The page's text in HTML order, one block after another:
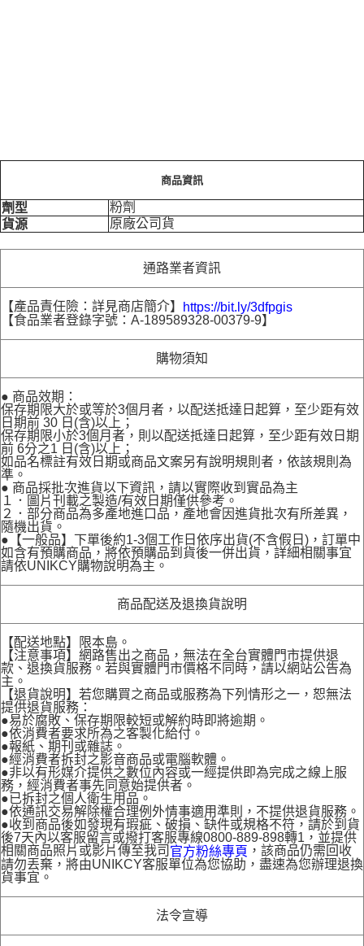
商品資訊
劑型
粉劑
貨源
原廠公司貨
通路業者資訊
【產品責任險：詳見商店簡介】
https://bit.ly/3dfpgis
【食品業者登錄字號：A-189589328-00379-9】
購物須知
● 商品效期：
保存期限大於或等於3個月者，以配送抵達日起算，至少距有效
日期前 30 日(含)以上；
保存期限小於3個月者，則以配送抵達日起算，至少距有效日期
前 6分之1 日(含)以上；
如品名標註有效日期或商品文案另有說明規則者，依該規則為
準。
● 商品採批次進貨以下資訊，請以實際收到實品為主
１．圖片刊載之製造/有效日期僅供參考。
２．部分商品為多產地進口品，產地會因進貨批次有所差異，
隨機出貨。
●【一般品】下單後約1-3個工作日依序出貨(不含假日)，訂單中
如含有預購商品，將依預購品到貨後一併出貨，詳細相關事宜
請依UNIKCY購物說明為主。
商品配送及退換貨說明
【配送地點】限本島。
【注意事項】網路售出之商品，無法在全台實體門市提供退
款、退換貨服務。若與實體門市價格不同時，請以網站公告為
主。
【退貨說明】若您購買之商品或服務為下列情形之一，恕無法
提供退貨服務：
●易於腐敗、保存期限較短或解約時即將逾期。
●依消費者要求所為之客製化給付。
●報紙、期刊或雜誌。
●經消費者拆封之影音商品或電腦軟體。
●非以有形媒介提供之數位內容或一經提供即為完成之線上服
務，經消費者事先同意始提供者。
●已拆封之個人衛生用品。
●依通訊交易解除權合理例外情事適用準則，不提供退貨服務。
●收到商品後如發現有瑕疵、破損、缺件或規格不符，請於到貨
後7天內以客服留言或撥打客服專線0800-889-898轉1，並提供
相關商品照片或影片傳至我司 官方粉絲專頁 ，該商品仍需回收
請勿丟棄，將由UNIKCY客服單位為您協助，盡速為您辦理退換
貨事宜。
法令宣導